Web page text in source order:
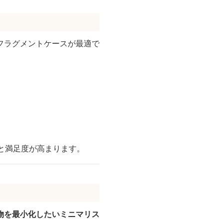
ラグメントケースが最適で
満足度が高まります。
を最小化したいミニマリス